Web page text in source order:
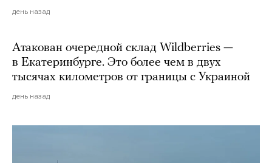
день назад
Атакован очередной склад Wildberries —
в Екатеринбурге. Это более чем в двух
тысячах километров от границы с Украиной
день назад